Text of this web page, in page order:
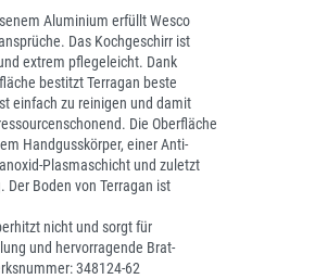
Aluminium erfüllt Wesco
Das Kochgeschirr ist
extrem pflegeleicht. Dank
bestitzt Terragan beste
einfach zu reinigen und damit
Die Oberfläche
Handgusskörper, einer Anti-
Plasmaschicht und zuletzt
Boden von Terragan ist
nicht und sorgt für
und hervorragende Brat-
348124-62